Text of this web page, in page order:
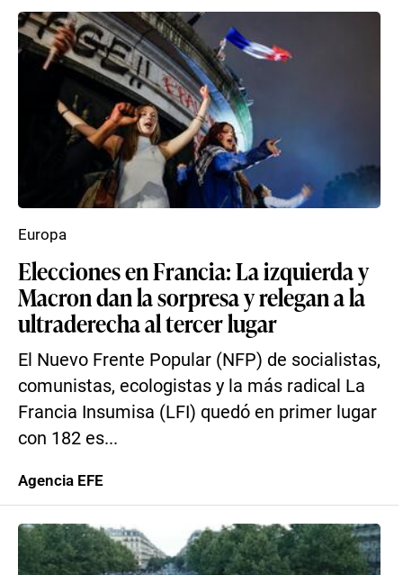
Elecciones en Francia: La izquierda y
Macron dan la sorpresa y relegan a la
ultraderecha al tercer lugar
El Nuevo Frente Popular (NFP) de socialistas,
comunistas, ecologistas y la más radical La
Francia Insumisa (LFI) quedó en primer lugar
con 182 es...
Europa
Agencia EFE